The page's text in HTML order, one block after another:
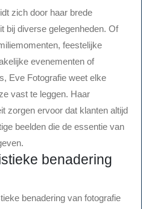
zich door haar brede
bij diverse gelegenheden. Of
feestelijke
evenementen of
Eve Fotografie weet elke
vast te leggen. Haar
zorgen ervoor dat klanten altijd
beelden die de essentie van
benadering
benadering van fotografie